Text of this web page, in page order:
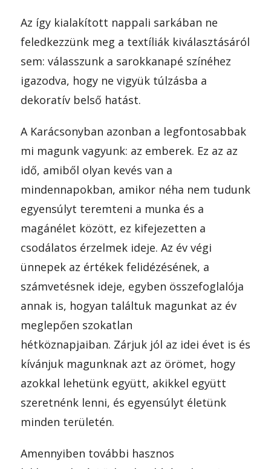
Az így kialakított nappali sarkában ne
feledkezzünk meg a textíliák kiválasztásáról
sem: válasszunk a sarokkanapé színéhez
igazodva, hogy ne vigyük túlzásba a
dekoratív belső hatást.
A Karácsonyban azonban a legfontosabbak
mi magunk vagyunk: az emberek. Ez az az
idő, amiből olyan kevés van a
mindennapokban, amikor néha nem tudunk
egyensúlyt teremteni a munka és a
magánélet között, ez kifejezetten a
csodálatos érzelmek ideje. Az év végi
ünnepek az értékek felidézésének, a
számvetésnek ideje, egyben összefoglalója
annak is, hogyan találtuk magunkat az év
meglepően szokatlan
hétköznapjaiban. Zárjuk jól az idei évet is és
kívánjuk magunknak azt az örömet, hogy
azokkal lehetünk együtt, akikkel együtt
szeretnénk lenni, és egyensúlyt életünk
minden területén.
Amennyiben további hasznos